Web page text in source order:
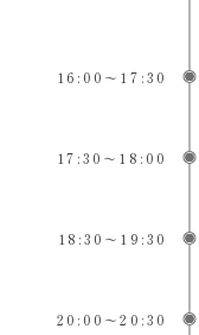
16:00〜17:30
17:30〜18:00
18:30〜19:30
20:00〜20:30